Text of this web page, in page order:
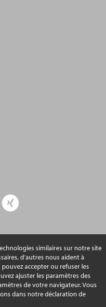
similaires sur notre site
d’autres nous aident à
accepter ou refuser les
ajuster les paramètres des
de votre navigateur. Vous
dans notre déclaration de